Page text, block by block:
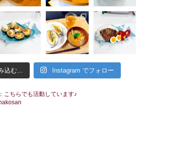
込む... Instagram でフォロー
こちらでも活動しています♪